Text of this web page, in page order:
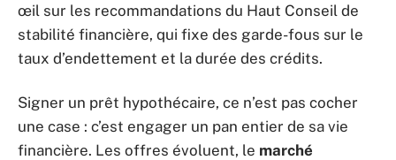
œil sur les recommandations du Haut Conseil de
stabilité financière, qui fixe des garde-fous sur le
taux d’endettement et la durée des crédits.
Signer un prêt hypothécaire, ce n’est pas cocher
une case : c’est engager un pan entier de sa vie
financière. Les offres évoluent, le marché